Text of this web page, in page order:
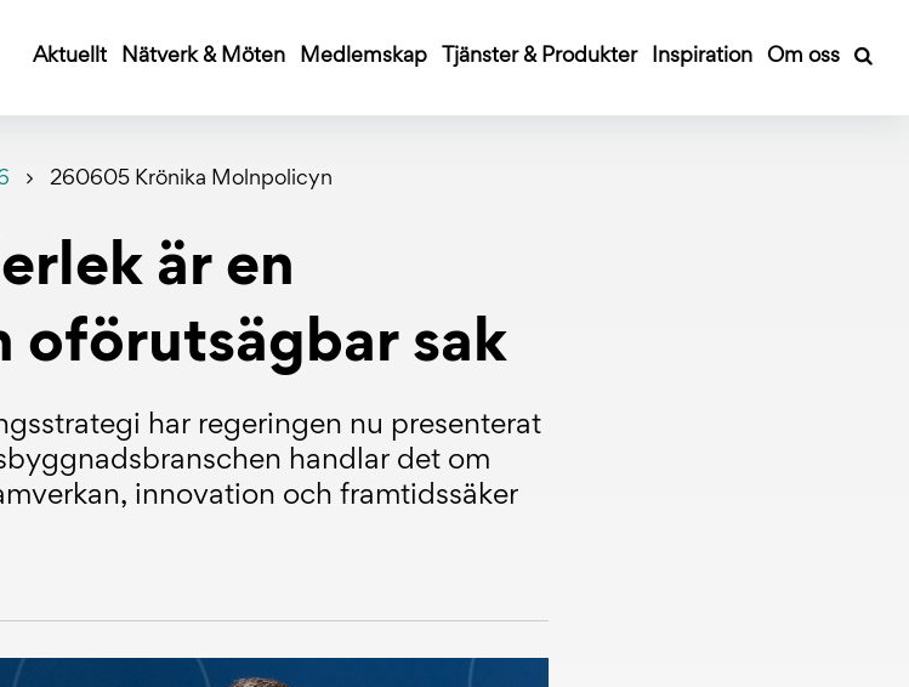
Aktuellt Nätverk & Möten Medlemskap Tjänster & Produkter Inspiration Om oss
260605 Krönika Molnpolicyn
är en
oförutsägbar sak
har regeringen nu presenterat
handlar det om
innovation och framtidssäker